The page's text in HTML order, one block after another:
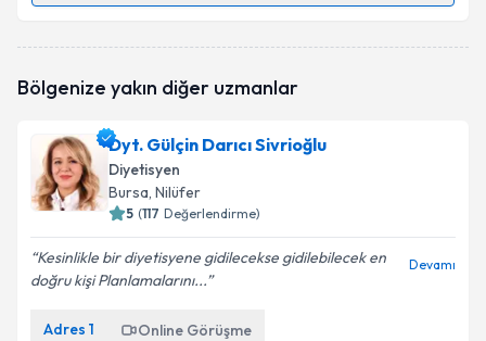
oluşturun. Size bu uzmandan randevu almanız için bir
E-posta Adresiniz
Kişisel verilerimin işlenmesine ilişkinAydınlatma
Metni'ni okudum ve kişisel verilerimin belirtilen
Bölgenize yakın diğer uzmanlar
Dyt. Gülçin Darıcı Sivrioğlu
Diyetisyen
Bursa, Nilüfer
5 (117 Değerlendirme)
Kesinlikle bir diyetisyene gidilecekse gidilebilecek en
doğru kişi Planlamalarını...
Devamı
Adres 1 Online Görüşme